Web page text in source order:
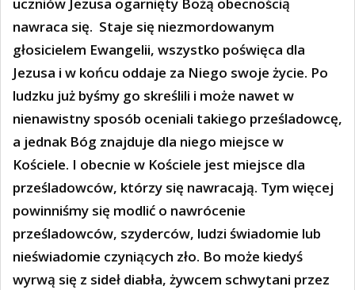
uczniów Jezusa ogarnięty Bożą obecnością
nawraca się. Staje się niezmordowanym
głosicielem Ewangelii, wszystko poświęca dla
Jezusa i w końcu oddaje za Niego swoje życie. Po
ludzku już byśmy go skreślili i może nawet w
nienawistny sposób oceniali takiego prześladowcę,
a jednak Bóg znajduje dla niego miejsce w
Kościele. I obecnie w Kościele jest miejsce dla
prześladowców, którzy się nawracają. Tym więcej
powinniśmy się modlić o nawrócenie
prześladowców, szyderców, ludzi świadomie lub
nieświadomie czyniących zło. Bo może kiedyś
wyrwą się z sideł diabła, żywcem schwytani przez